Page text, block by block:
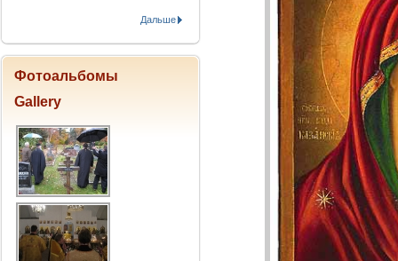
Дальше
Фотоальбомы
Gallery